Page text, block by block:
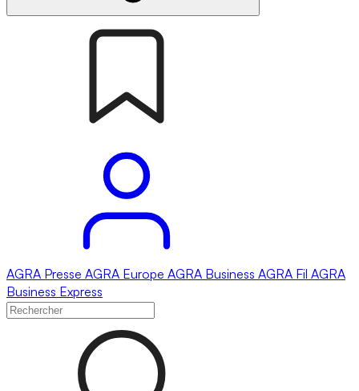
AGRA Presse AGRA Europe AGRA Business AGRA Fil AGRA
Business Express